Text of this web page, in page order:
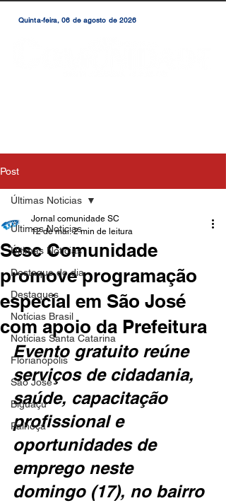
Quinta-feira, 06 de agosto de 2026
Post
Últimas Noticias
Últimas Notícias
Destaque do dia
Destaques
Notícias Brasil
Notícias Santa Catarina
Florianópolis
São José
Biguaçu
Palhoça
Últimas Noticias
Sesc Comunidade
promove programação
especial em São José
com apoio da Prefeitura
Jornal comunidade SC
12 de mai. 2 min de leitura
Evento gratuito reúne
serviços de cidadania,
saúde, capacitação
profissional e
oportunidades de
emprego neste
domingo (17), no bairro